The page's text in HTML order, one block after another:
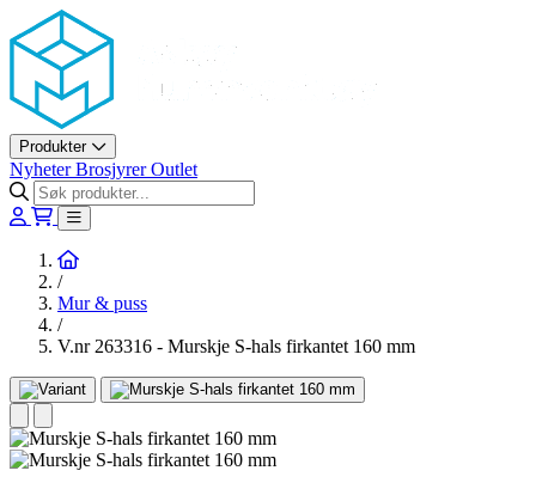
Askøy Murerverktøy AS
Produkter
NyheterBrosjyrerOutlet
Hjem
/
Mur & puss
/
V.nr 263316 - Murskje S-hals firkantet 160 mm